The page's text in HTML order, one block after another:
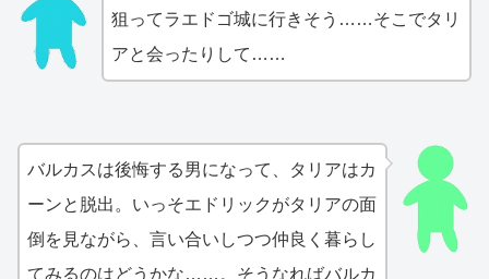
狙ってラエドゴ城に行きそう……そこでタリ
アと会ったりして……
バルカスは後悔する男になって、タリアはカ
ーンと脱出。いっそエドリックがタリアの面
倒を見ながら、言い合いしつつ仲良く暮らし
てみるのはどうかな……。そうなればバルカ